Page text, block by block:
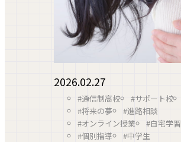
2026.02.27
#通信制高校 #サポート校
#将来の夢
#進路相談
#オンライン授業
#自宅学習
#個別指導
#中学生